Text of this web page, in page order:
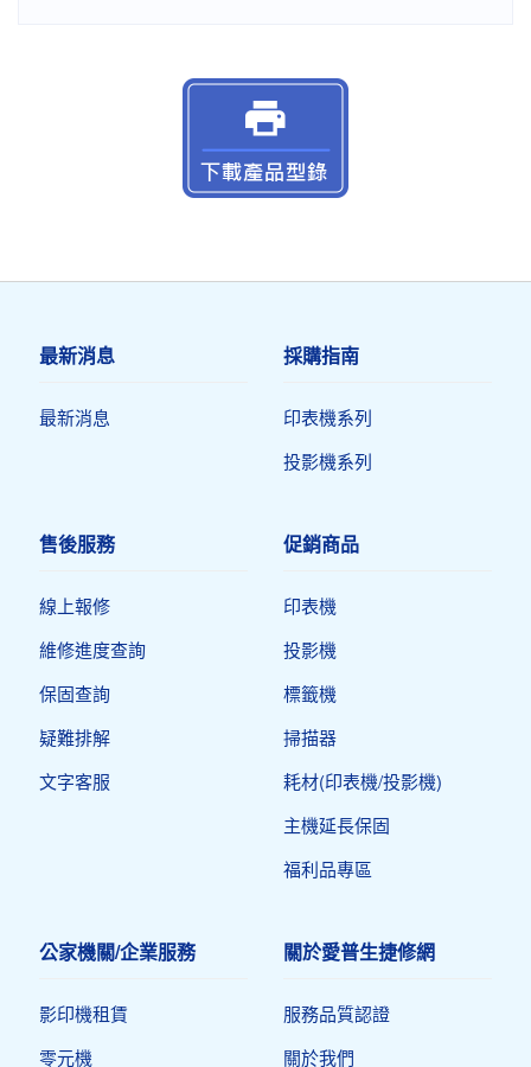
最新消息
最新消息
採購指南
印表機系列
投影機系列
售後服務
線上報修
維修進度查詢
保固查詢
疑難排解
文字客服
促銷商品
印表機​
投影機
標籤機
掃描器
耗材(印表機/投影機)
主機延長保固
福利品專區
公家機關/企業服務
影印機租賃
零元機
關於愛普生捷修網
服務品質認證
關於我們